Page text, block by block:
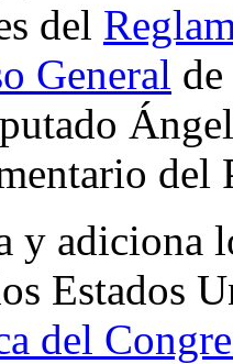
del
General
del
y adiciona
Estados
del